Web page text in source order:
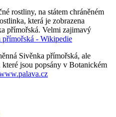
rostliny, na státem chráněném
která je zobrazena
přímořská. Velmi zajimavý
přímořská - Wikipedie
Sivěnka přímořská, ale
jsou popsány v Botanickém